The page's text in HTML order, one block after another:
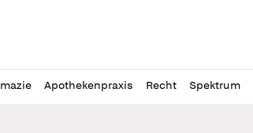
Apothekenpraxis Recht Spektrum